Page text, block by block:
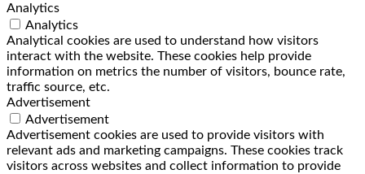
Analytics
Analytics
Analytical cookies are used to understand how visitors
interact with the website. These cookies help provide
information on metrics the number of visitors, bounce rate,
traffic source, etc.
Advertisement
Advertisement
Advertisement cookies are used to provide visitors with
relevant ads and marketing campaigns. These cookies track
visitors across websites and collect information to provide